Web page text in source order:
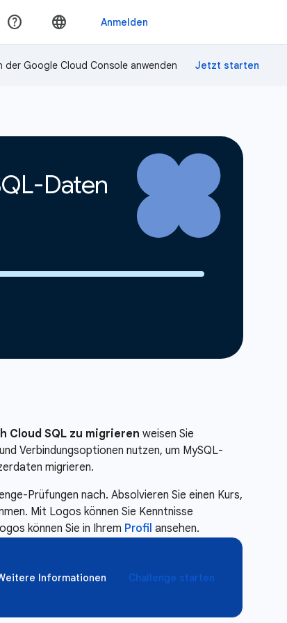
der Google Cloud Console anwenden
Daten
Cloud SQL zu migrieren weisen Sie
Verbindungsoptionen nutzen, um MySQL-
migrieren.
Prüfungen nach. Absolvieren Sie einen Kurs,
Mit Logos können Sie Kenntnisse
können Sie in Ihrem Profil ansehen.
Informationen Challenge starten